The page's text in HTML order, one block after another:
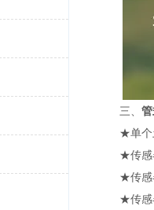
三、
★单个土
★传感器
★传感器
★传感器